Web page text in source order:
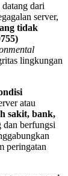
dari
server,
tidak
lingkungan
atau
sakit, bank,
berfungsi
peringatan